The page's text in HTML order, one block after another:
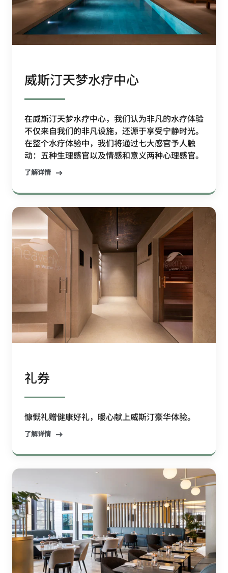
威斯汀天梦水疗中心
在威斯汀天梦水疗中心，我们认为非凡的水疗体验
不仅来自我们的非凡设施，还源于享受宁静时光。
在整个水疗体验中，我们将通过七大感官予人触
动：五种生理感官以及情感和意义两种心理感官。
了解详情
礼券
慷慨礼赠健康好礼，暖心献上威斯汀豪华体验。
了解详情